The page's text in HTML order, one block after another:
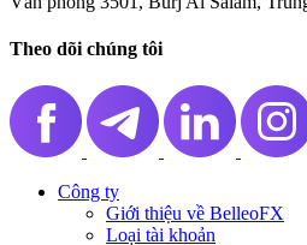
Theo dõi chúng tôi
Công ty
Giới thiệu về BelleoFX
Loại tài khoản